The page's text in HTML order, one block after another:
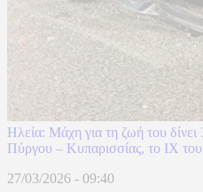
Ηλεία: Μάχη για τη ζωή του
Πύργου – Κυπαρισσίας, το ΙΧ
27/03/2026 - 09:40